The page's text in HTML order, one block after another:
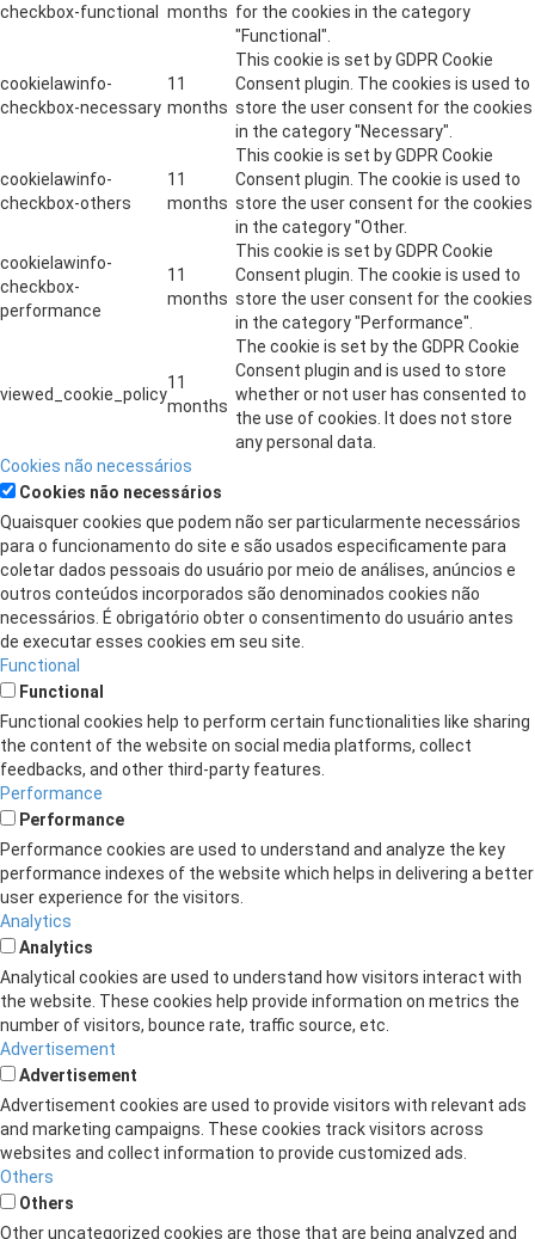
checkbox-functional
months for the cookies in the category
"Functional".
cookielawinfo-
checkbox-necessary
11
months
This cookie is set by GDPR Cookie
Consent plugin. The cookies is used to
store the user consent for the cookies
in the category "Necessary".
cookielawinfo-
checkbox-others
11
months
This cookie is set by GDPR Cookie
Consent plugin. The cookie is used to
store the user consent for the cookies
in the category "Other.
cookielawinfo-
checkbox-
performance
11
months
This cookie is set by GDPR Cookie
Consent plugin. The cookie is used to
store the user consent for the cookies
in the category "Performance".
viewed_cookie_policy
11
months
The cookie is set by the GDPR Cookie
Consent plugin and is used to store
whether or not user has consented to
the use of cookies. It does not store
any personal data.
Cookies não necessários
Cookies não necessários
Quaisquer cookies que podem não ser particularmente necessários
para o funcionamento do site e são usados ​​especificamente para
coletar dados pessoais do usuário por meio de análises, anúncios e
outros conteúdos incorporados são denominados cookies não
necessários. É obrigatório obter o consentimento do usuário antes
de executar esses cookies em seu site.
Functional
Functional
Functional cookies help to perform certain functionalities like sharing
the content of the website on social media platforms, collect
feedbacks, and other third-party features.
Performance
Performance
Performance cookies are used to understand and analyze the key
performance indexes of the website which helps in delivering a better
user experience for the visitors.
Analytics
Analytics
Analytical cookies are used to understand how visitors interact with
the website. These cookies help provide information on metrics the
number of visitors, bounce rate, traffic source, etc.
Advertisement
Advertisement
Advertisement cookies are used to provide visitors with relevant ads
and marketing campaigns. These cookies track visitors across
websites and collect information to provide customized ads.
Others
Others
Other uncategorized cookies are those that are being analyzed and